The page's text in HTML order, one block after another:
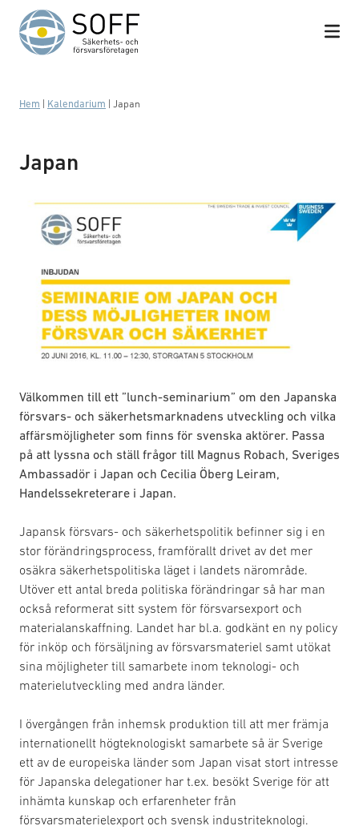
Hoppa till innehåll
Hem Kalendarium Japan
Japan
Välkommen till ett ”lunch-seminarium” om den Japanska
försvars- och säkerhetsmarknadens utveckling och vilka
affärsmöjligheter som finns för svenska aktörer. Passa
på att lyssna och ställ frågor till Magnus Robach, Sveriges
Ambassadör i Japan och Cecilia Öberg Leiram,
Handelssekreterare i Japan.
Japansk försvars- och säkerhetspolitik befinner sig i en
stor förändringsprocess, framförallt drivet av det mer
osäkra säkerhetspolitiska läget i landets närområde.
Utöver ett antal breda politiska förändringar så har man
också reformerat sitt system för försvarsexport och
materialanskaffning. Landet har bl.a. godkänt en ny policy
för inköp och försäljning av försvarsmateriel samt utökat
sina möjligheter till samarbete inom teknologi- och
materielutveckling med andra länder.
I övergången från inhemsk produktion till att mer främja
internationellt högteknologiskt samarbete så är Sverige
ett av de europeiska länder som Japan visat stort intresse
för Japanska delegationer har t.ex. besökt Sverige för att
inhämta kunskap och erfarenheter från
försvarsmaterielexport och svensk industriteknologi.